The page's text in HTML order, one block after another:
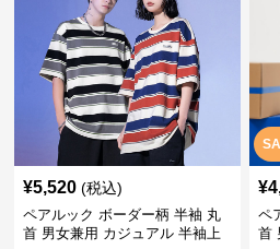
¥5,520 (税込)
ペアルック ボーダー柄 半袖 丸
首 男女兼用 カジュアル 半袖上
¥
ペ
首